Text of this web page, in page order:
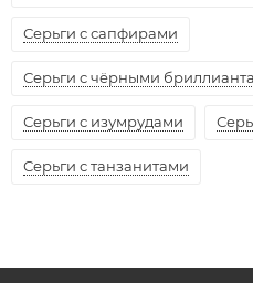
Серьги с сапфирами
Серьги с чёрными
Серьги с изумрудами
Серьги с танзанитами